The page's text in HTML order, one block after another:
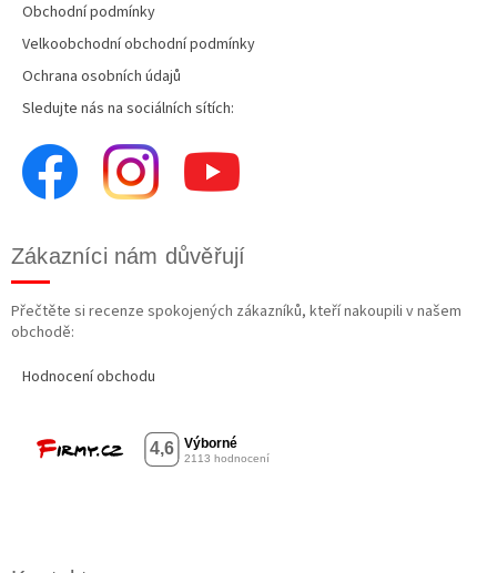
Obchodní podmínky
Velkoobchodní obchodní podmínky
Ochrana osobních údajů
Sledujte nás na sociálních sítích:
Zákazníci nám důvěřují
Přečtěte si recenze spokojených zákazníků, kteří nakoupili v našem
obchodě:
Hodnocení obchodu